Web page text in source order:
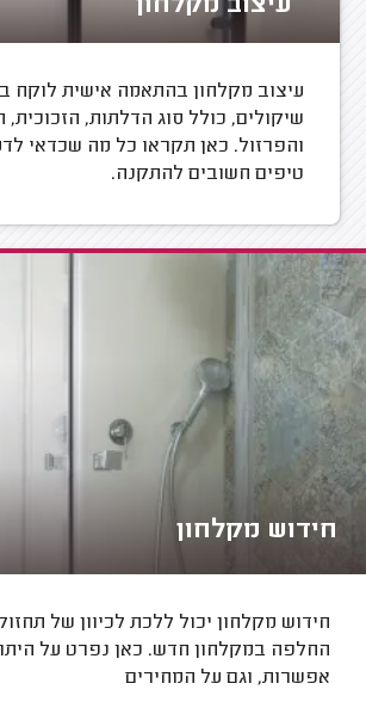
עיצוב מקלחון
עיצוב מקלחון בהתאמה אישית לוקח
שיקולים, כולל סוג הדלתות,
והפרזול. כאן תקראו כל מה שכדאי
טיפים חשובים להתקנה.
חידוש מקלחון
חידוש מקלחון יכול ללכת לכיוון של
החלפה במקלחון חדש. כאן נפרט על
אפשרות, וגם על המחירים